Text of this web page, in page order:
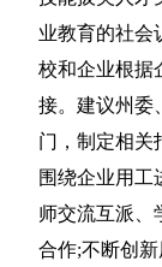
业教育的社会
校和企业根据
接。建议州委
门，制定相关
围绕企业用工
师交流互派、
合作;不断创